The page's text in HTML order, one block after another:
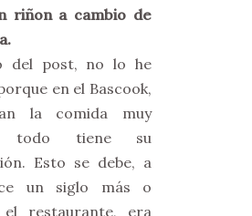
riñon a cambio de
del post, no lo he
en el Bascook,
la comida muy
todo tiene su
Esto se debe, a
un siglo más o
el restaurante, era